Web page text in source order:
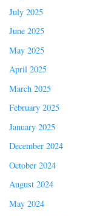
July 2025
June 2025
May 2025
April 2025
March 2025
February 2025
January 2025
December 2024
October 2024
August 2024
May 2024